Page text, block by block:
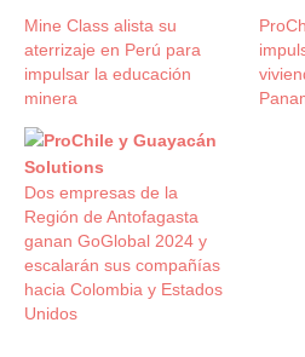
Mine Class alista su
aterrizaje en Perú para
impulsar la educación
minera
Dos empresas de la
Región de Antofagasta
ganan GoGlobal 2024 y
escalarán sus compañías
hacia Colombia y Estados
Unidos